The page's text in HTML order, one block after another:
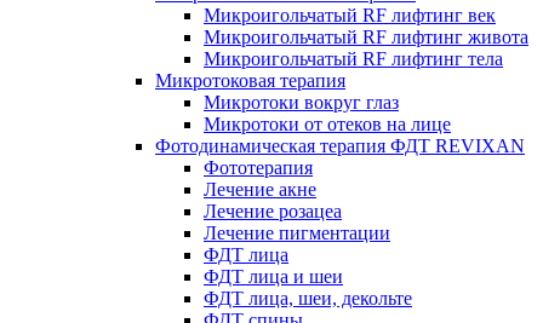
Микроигольчатый RF лифтинг век
Микроигольчатый RF лифтинг живота
Микроигольчатый RF лифтинг тела
Микротоковая терапия
Микротоки вокруг глаз
Микротоки от отеков на лице
Фотодинамическая терапия ФДТ REVIXAN
Фототерапия
Лечение акне
Лечение розацеа
Лечение пигментации
ФДТ лица
ФДТ лица и шеи
ФДТ лица, шеи, декольте